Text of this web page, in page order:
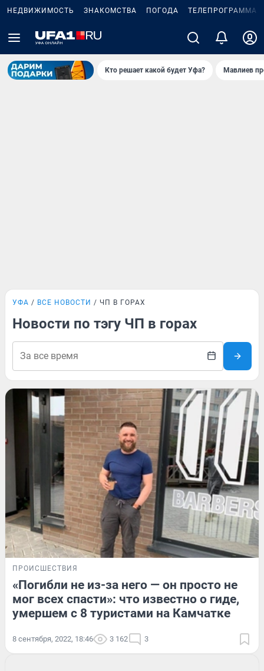
НЕДВИЖИМОСТЬ ЗНАКОМСТВА ПОГОДА ТЕЛЕПРОГРАММА
Кто решает какой будет Уфа? Мавлиев
УФА ВСЕ НОВОСТИ ЧП В ГОРАХ
Новости по тэгу ЧП в горах
ПРОИСШЕСТВИЯ
«Погибли не из-за него — он просто не
мог всех спасти»: что известно о гиде,
умершем с 8 туристами на Камчатке
8 сентября, 2022, 18:46 3 162 3